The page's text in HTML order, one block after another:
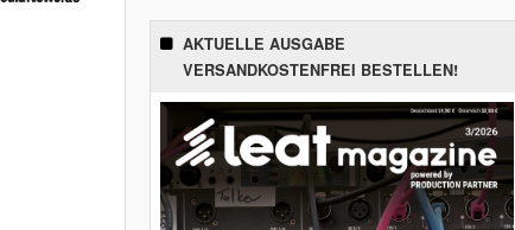
AKTUELLE AUSGABE
VERSANDKOSTENFREI BESTELLEN!